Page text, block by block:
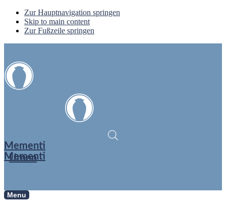
Zur Hauptnavigation springen
Skip to main content
Zur Fußzeile springen
Mementi
Urnen
Mementi
Menu